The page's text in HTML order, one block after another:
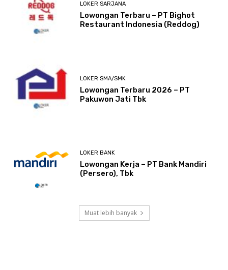
LOKER SARJANA
Lowongan Terbaru – PT Bighot
Restaurant Indonesia (Reddog)
LOKER SMA/SMK
Lowongan Terbaru 2026 – PT
Pakuwon Jati Tbk
LOKER BANK
Lowongan Kerja – PT Bank Mandiri
(Persero), Tbk
Muat lebih banyak